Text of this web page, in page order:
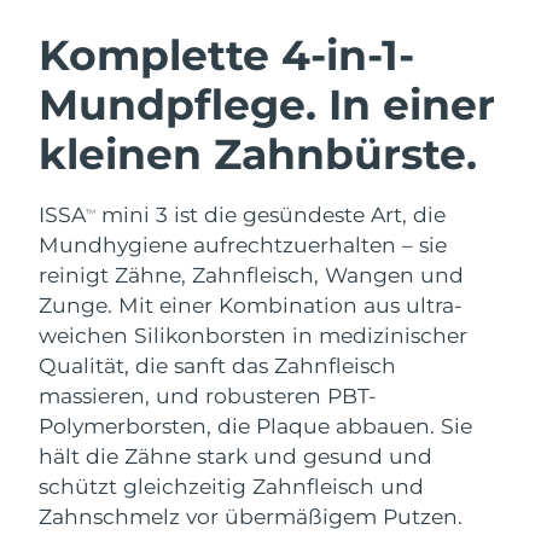
Komplette 4-in-1-
Mundpflege. In einer
kleinen Zahnbürste.
ISSATM
mini 3 ist die gesündeste Art, die
Mundhygiene aufrechtzuerhalten – sie
reinigt Zähne, Zahnfleisch, Wangen und
Zunge. Mit einer Kombination aus ultra-
weichen Silikonborsten in medizinischer
Qualität, die sanft das Zahnfleisch
massieren, und robusteren PBT-
Polymerborsten, die Plaque abbauen. Sie
hält die Zähne stark und gesund und
schützt gleichzeitig Zahnfleisch und
Zahnschmelz vor übermäßigem Putzen.
Gesichtsreinigung
Anti-aging massage
LUNA™ 4 Plus
Massage, LED heating
LUNA™ 4 Men
For men, anti-aging massage
Gesichtsstraffung
Microcurrent toning
BEAR™ 2 go
Microcurrent toning on-the-go
BEAR™ 2 eyes & lips
Microcurrent line smoothing device
Hydratisierung
UFO™ 3 Set
Deep facial hydration
UFO™ 3 LED
Near-infrared and red light therapy
device
Mundpflege
issa™ 4
Hybrid silicone sonic toothbrush
issa™ 4 plus
Smart hybrid silicone sonic toothbrush
FAQ™ ANTI-AGING-BEHANDLUNG
Anti-aging LED-Behandlungen
NEW
Österreich Erwartete Lieferung
Bahrain Erwartete Lieferung11/8/26
Belgien Erwartete Lieferung 10/8/26
Bermuda Erwartete Lieferung
Bosnien und
Herzegowina
Erwartete Lieferung13/8/26
Brunei Darussalam Erwartete Lieferung
Bulgarien Erwartete Lieferung10/8/26
Kanada Erwartete Lieferung